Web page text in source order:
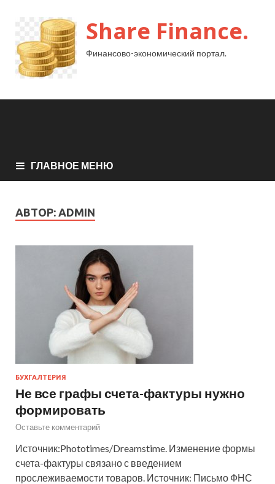
Share Finance.
Финансово-экономический портал.
ГЛАВНОЕ МЕНЮ
АВТОР: ADMIN
БУХГАЛТЕРИЯ
Не все графы счета-фактуры нужно
формировать
Оставьте комментарий
Источник:Phototimes/Dreamstime. Изменение формы
счета-фактуры связано с введением
прослеживаемости товаров. Источник: Письмо ФНС